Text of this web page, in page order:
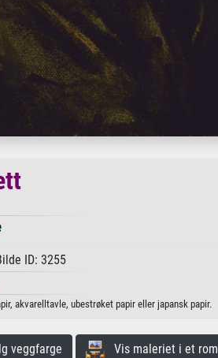
ID: 3255
akvarelltavle, ubestrøket papir eller japansk papir.
veggfarge Vis maleriet i et rom